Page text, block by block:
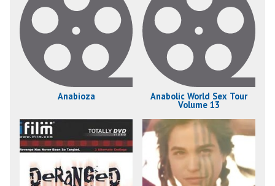
Anabioza Anabolic World Sex Tour
Volume 13